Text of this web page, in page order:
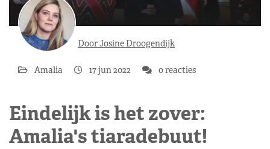
Door Josine Droogendijk
Amalia 17 jun 2022 0 reacties
Eindelijk is het zover:
Amalia's tiaradebuut!